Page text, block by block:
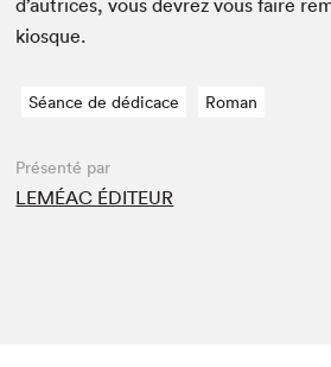
d’autrices, vous devrez vous faire
kiosque.
Séance de dédicace Roman
Présenté par
LEMÉAC ÉDITEUR